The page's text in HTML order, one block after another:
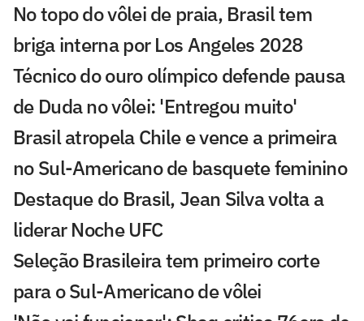
No topo do vôlei de praia, Brasil tem
briga interna por Los Angeles 2028
Técnico do ouro olímpico defende pausa
de Duda no vôlei: 'Entregou muito'
Brasil atropela Chile e vence a primeira
no Sul-Americano de basquete feminino
Destaque do Brasil, Jean Silva volta a
liderar Noche UFC
Seleção Brasileira tem primeiro corte
para o Sul-Americano de vôlei